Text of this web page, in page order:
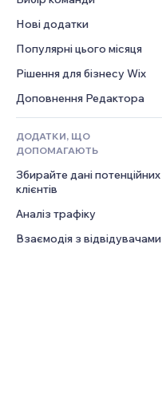
Рішення для складів
Дропшипінг
Тарифні плани й підписки
Краудфандинг
Їжа та напої
PDF
Обмін файлами
Новини
Шаблони сторінок
Ефекти зображення
Кнопки та меню
Банери та бейджі
Калькулятори
Пошук
Погода
Графіки й таблиці
Опитування
Чат
Коментарі
Телефон
Спільнота
Відгуки
CRM
Нові додатки
Популярні цього місяця
Рішення для бізнесу Wix
Доповнення Редактора
ДОДАТКИ, ЩО
ДОПОМАГАЮТЬ
Збирайте дані потенційних
клієнтів
Аналіз трафіку
Взаємодія з відвідувачами